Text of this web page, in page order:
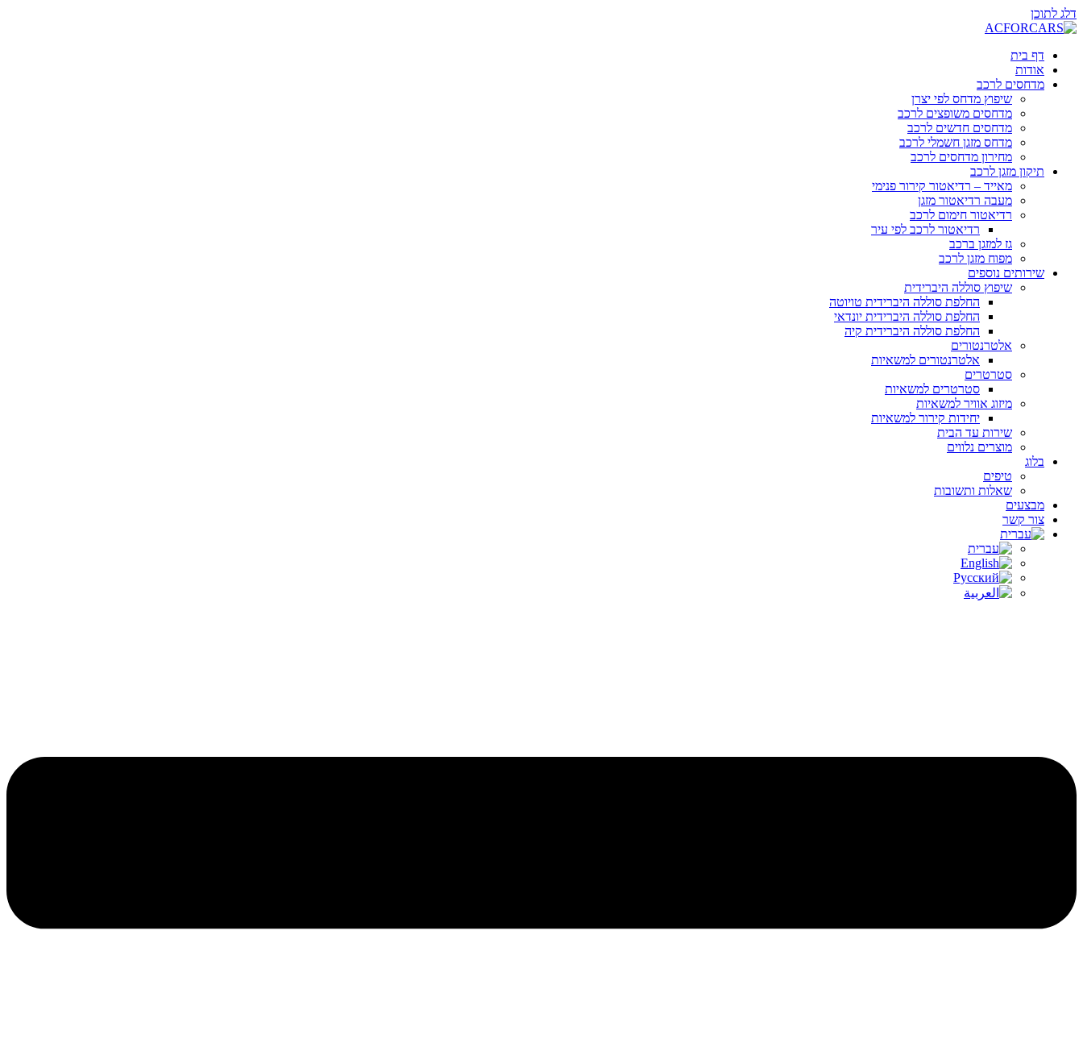
דלג לתוכן
דף בית
אודות
מדחסים לרכב
שיפוץ מדחס לפי יצרן
מדחסים משופצים לרכב
מדחסים חדשים לרכב
מדחס מזגן חשמלי לרכב
מחירון מדחסים לרכב
תיקון מזגן לרכב
מאייד – רדיאטור קירור פנימי
מעבה רדיאטור מזגן
רדיאטור חימום לרכב
רדיאטור לרכב לפי עיר
גז למזגן ברכב
מפוח מזגן לרכב
שירותים נוספים
שיפוץ סוללה היברידית
החלפת סוללה היברידית טויוטה
החלפת סוללה היברידית יונדאי
החלפת סוללה היברידית קיה
אלטרנטורים
אלטרנטורים למשאיות
סטרטרים
סטרטרים למשאיות
מיזוג אוויר למשאיות
יחידות קירור למשאיות
שירות עד הבית
מוצרים נלווים
בלוג
טיפים
שאלות ותשובות
מבצעים
צור קשר